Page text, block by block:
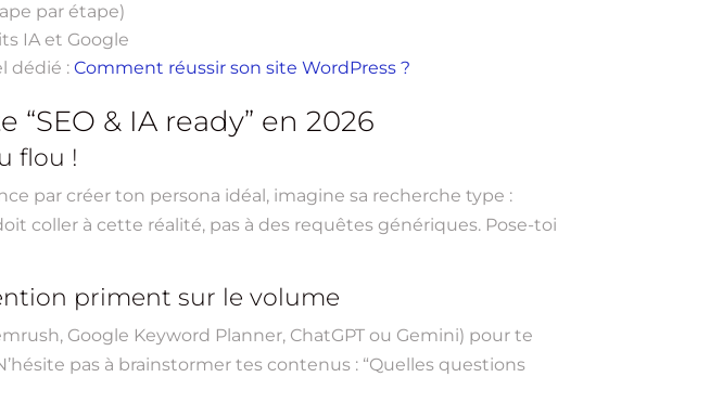
par étape)
IA et Google
dédié :Comment réussir son site WordPress ?
& IA ready” en 2026
flou !
par créer ton persona idéal, imagine sa recherche type :
coller à cette réalité, pas à des requêtes génériques. Pose-toi
priment sur le volume
Google Keyword Planner, ChatGPT ou Gemini) pour te
pas à brainstormer tes contenus : “Quelles questions